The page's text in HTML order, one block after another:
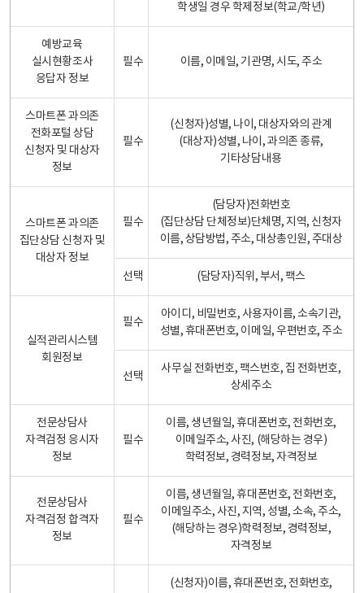
학생일 경우 학제정보(학교/학년)
예방교육
실시현황조사
응답자 정보
필수 이름, 이메일, 기관명, 시도, 주소
스마트폰 과의존
전화포털 상담
신청자 및 대상자
정보
필수
(신청자)성별, 나이, 대상자와의 관계
(대상자)성별, 나이, 과의존 종류,
기타상담내용
스마트폰 과의존
집단상담 신청자 및
대상자 정보
필수
(담당자)전화번호
(집단상담 단체정보)단체명, 지역, 신청자
이름, 상담방법, 주소, 대상총인원, 주대상
선택 (담당자)직위, 부서, 팩스
실적관리시스템
회원정보
필수
아이디, 비밀번호, 사용자이름, 소속기관,
성별, 휴대폰번호, 이메일, 우편번호, 주소
선택
사무실 전화번호, 팩스번호, 집 전화번호,
상세주소
전문상담사
자격검정 응시자
정보
필수
이름, 생년월일, 휴대폰번호, 전화번호,
이메일주소, 사진, (해당하는 경우)
학력정보, 경력정보, 자격정보
전문상담사
자격검정 합격자
정보
필수
이름, 생년월일, 휴대폰번호, 전화번호,
이메일주소, 사진, 지역, 성별, 소속, 주소,
(해당하는 경우)학력정보, 경력정보,
자격정보
(신청자)이름, 휴대폰번호, 전화번호,